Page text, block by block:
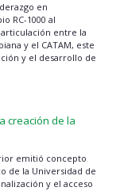
en
RC-1000 al
entre la
y el CATAM, este
y el desarrollo de
creación de la
emitió concepto
de la Universidad de
y el acceso